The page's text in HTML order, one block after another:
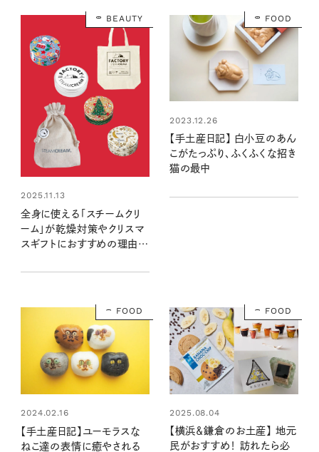
BEAUTY
2025.11.13
全身に使える「スチームクリ
ーム」が乾燥対策やクリスマ
スギフトにおすすめの理由♡
も！
FOOD
2023.12.26
【手土産日記】 白小豆のあん
こがたっぷり、ふくふくな招き
猫の最中
FOOD
2024.02.16
【手土産日記】ユーモラスな
ねこ達の表情に癒やされる
FOOD
2025.08.04
【横浜＆鎌倉のお土産】 地元
民がおすすめ！ 訪れたら必